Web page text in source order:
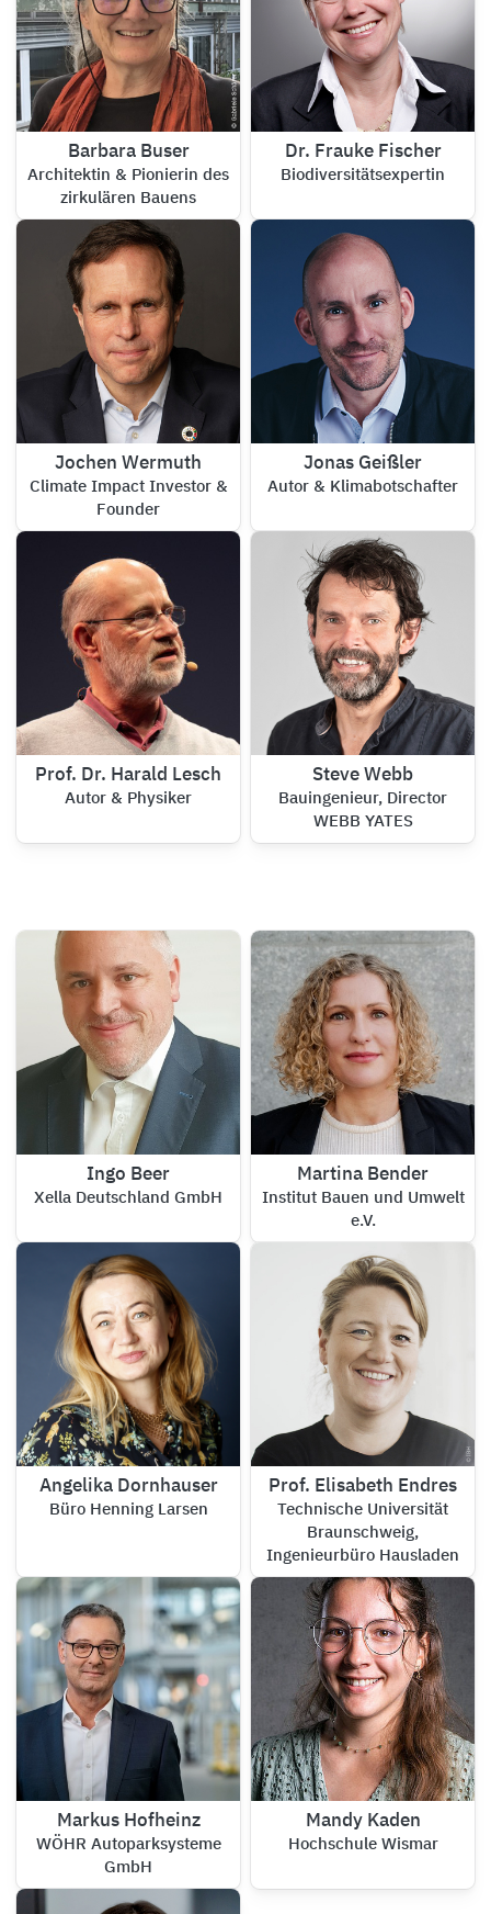
Barbara Buser
Architektin & Pionierin des
zirkulären Bauens
Dr. Frauke Fischer
Biodiversitätsexpertin
Jochen Wermuth
Climate Impact Investor &
Founder
Jonas Geißler
Autor & Klimabotschafter
Prof. Dr. Harald Lesch
Autor & Physiker
Steve Webb
Bauingenieur, Director
WEBB YATES
Ingo Beer
Xella Deutschland GmbH
Martina Bender
Institut Bauen und Umwelt
e.V.
Angelika Dornhauser
Büro Henning Larsen
Prof. Elisabeth Endres
Technische Universität
Braunschweig,
Ingenieurbüro Hausladen
Markus Hofheinz
WÖHR Autoparksysteme
GmbH
Mandy Kaden
Hochschule Wismar